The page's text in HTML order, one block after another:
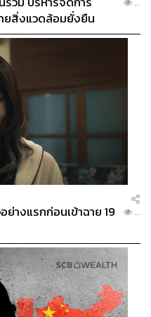
ยสิ่งแวดล้อมยั่งยืน
...
างแรกก่อนเข้าฉาย 19
...